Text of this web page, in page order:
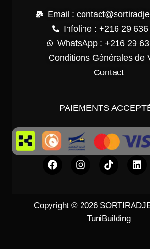
Email :
Infoline : +216 29 636
WhatsApp : +216 29
Conditions Générales de
Contact
PAIEMENTS
Copyright © 2026
TuniBuilding